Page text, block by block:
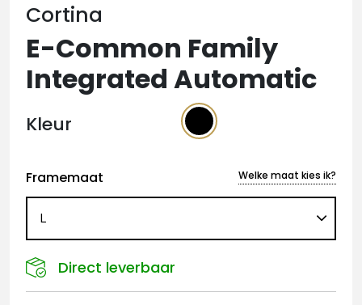
Cortina
E-Common Family
Integrated Automatic
Kleur
Framemaat Welke maat kies ik?
Direct leverbaar